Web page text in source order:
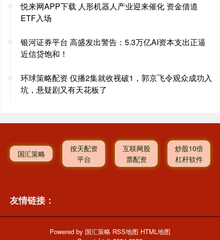
悦来网APP下载 人形机器人产业迎来催化 资金借道
ETF入场
银河证券平台 高盛发出警告：5.3万亿AI资本支出正逼
近信贷饱和！
环球策略配资 仅播2集就收视破1，郭京飞令观众成功入
坑，悬疑剧又有天花板了
国汇策略
按天配资
平台
互联网股
票配资
炒股10倍
杠杆软件
友情链接：
Powered by 国汇策略 RSS地图 HTML地图